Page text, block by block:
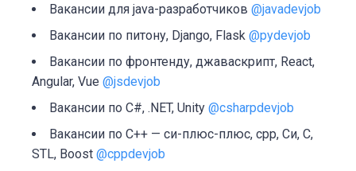
Вакансии для java-разработчиков @javadevjob
Вакансии по питону, Django, Flask @pydevjob
Вакансии по фронтенду, джаваскрипт, React,
Angular, Vue @jsdevjob
Вакансии по C#, .NET, Unity @csharpdevjob
Вакансии по C++ — си-плюс-плюс, cpp, Си, C,
STL, Boost @cppdevjob